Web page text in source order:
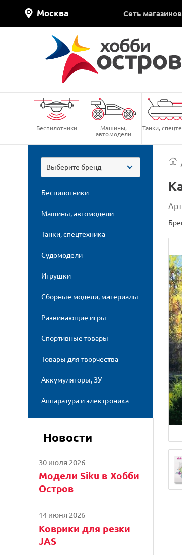
Москва Сеть магазинов
Беспилотники Машины,
автомодели
Танки,
Выберите бренд
Беспилотники
Машины, автомодели
Танки, спецтехника
Судомодели
Игрушки
Сборные модели, материалы
Развивающие игры
Спортивные товары
Товары для творчества
Аккумуляторы, ЗУ
Аппаратура и электроника
Новости
30 июля 2026
Модели Siku в Хобби
Остров
14 июня 2026
Коврики для резки
JAS